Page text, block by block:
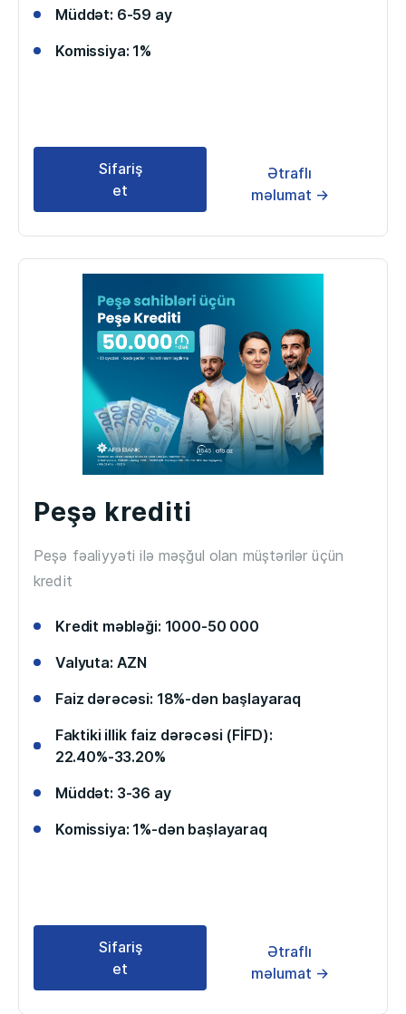
Müddət: 6-59 ay
Komissiya: 1%
Sifariş
et
Ətraflı
məlumat →
Peşə krediti
Peşə fəaliyyəti ilə məşğul olan müştərilər üçün
kredit
Kredit məbləği: 1000-50 000
Valyuta: AZN
Faiz dərəcəsi: 18%-dən başlayaraq
Faktiki illik faiz dərəcəsi (FİFD):
22.40%-33.20%
Müddət: 3-36 ay
Komissiya: 1%-dən başlayaraq
Sifariş
et
Ətraflı
məlumat →